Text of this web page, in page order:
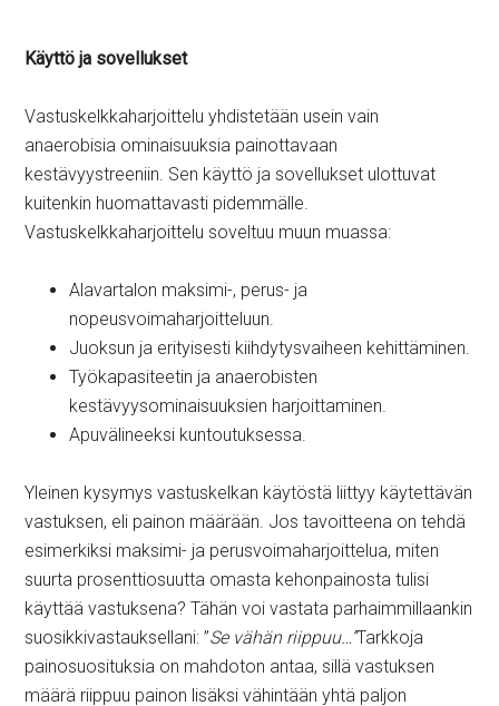
Käyttö ja sovellukset
Vastuskelkkaharjoittelu yhdistetään usein vain
anaerobisia ominaisuuksia painottavaan
kestävyystreeniin. Sen käyttö ja sovellukset ulottuvat
kuitenkin huomattavasti pidemmälle.
Vastuskelkkaharjoittelu soveltuu muun muassa:
Alavartalon maksimi-, perus- ja
nopeusvoimaharjoitteluun.
Juoksun ja erityisesti kiihdytysvaiheen kehittäminen.
Työkapasiteetin ja anaerobisten
kestävyysominaisuuksien harjoittaminen.
Apuvälineeksi kuntoutuksessa.
Yleinen kysymys vastuskelkan käytöstä liittyy käytettävän
vastuksen, eli painon määrään. Jos tavoitteena on tehdä
esimerkiksi maksimi- ja perusvoimaharjoittelua, miten
suurta prosenttiosuutta omasta kehonpainosta tulisi
käyttää vastuksena? Tähän voi vastata parhaimmillaankin
suosikkivastauksellani: ”Se vähän riippuu…”Tarkkoja
painosuosituksia on mahdoton antaa, sillä vastuksen
määrä riippuu painon lisäksi vähintään yhtä paljon